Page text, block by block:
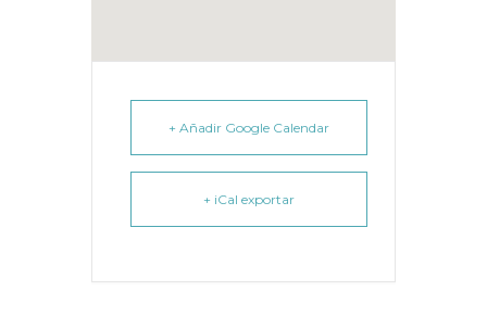
+ Añadir Google Calendar
+ iCal exportar